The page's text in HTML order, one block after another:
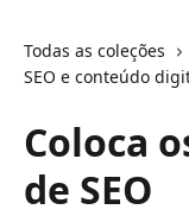
Todas as coleções
SEO e conteúdo
Coloca
de SEO